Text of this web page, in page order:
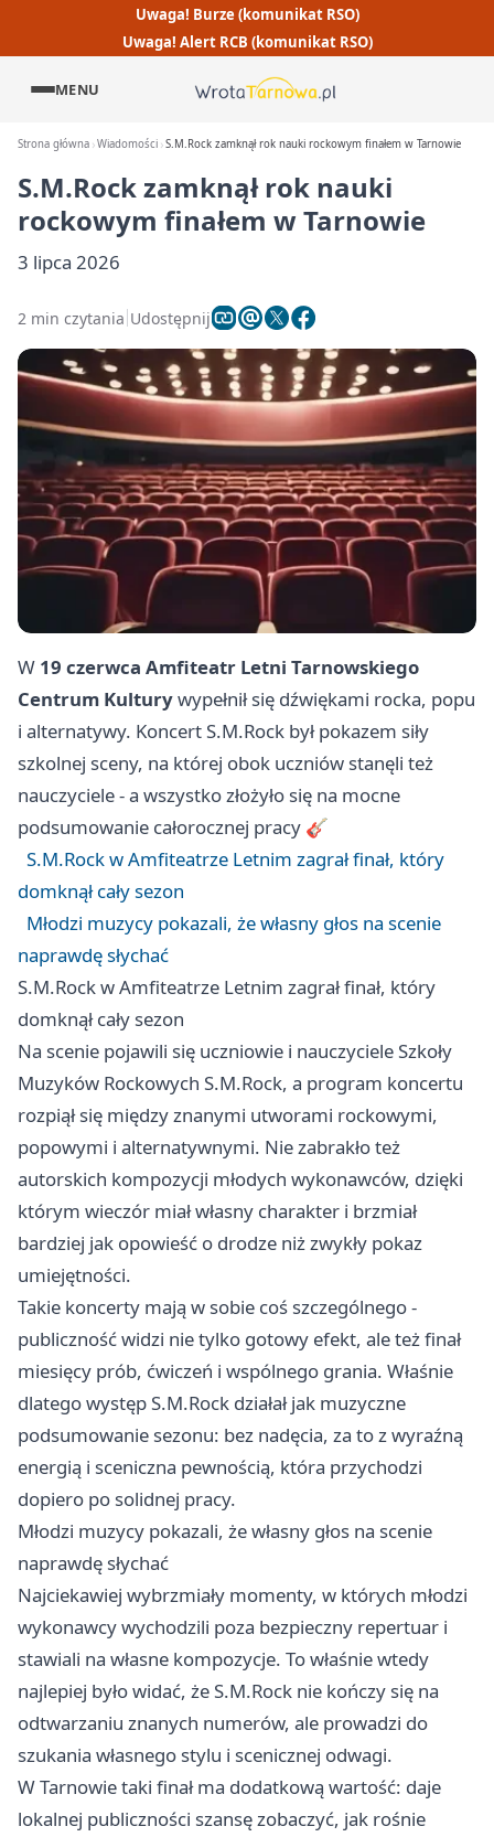
Uwaga! Burze (komunikat RSO)
Uwaga! Alert RCB (komunikat RSO)
MENU
Strona główna Wiadomości S.M.Rock zamknął rok nauki rockowym finałem w Tarnowie
S.M.Rock zamknął rok nauki
rockowym finałem w Tarnowie
3 lipca 2026
2 min czytania Udostępnij
W 19 czerwca Amfiteatr Letni Tarnowskiego
Centrum Kulturywypełnił się dźwiękami rocka, popu
i alternatywy. Koncert S.M.Rock był pokazem siły
szkolnej sceny, na której obok uczniów stanęli też
nauczyciele - a wszystko złożyło się na mocne
podsumowanie całorocznej pracy 🎸
S.M.Rock w Amfiteatrze Letnim zagrał finał, który
domknął cały sezon
Młodzi muzycy pokazali, że własny głos na scenie
naprawdę słychać
S.M.Rock w Amfiteatrze Letnim zagrał finał, który
domknął cały sezon
Na scenie pojawili się uczniowie i nauczyciele Szkoły
Muzyków Rockowych S.M.Rock, a program koncertu
rozpiął się między znanymi utworami rockowymi,
popowymi i alternatywnymi. Nie zabrakło też
autorskich kompozycji młodych wykonawców, dzięki
którym wieczór miał własny charakter i brzmiał
bardziej jak opowieść o drodze niż zwykły pokaz
umiejętności.
Takie koncerty mają w sobie coś szczególnego -
publiczność widzi nie tylko gotowy efekt, ale też finał
miesięcy prób, ćwiczeń i wspólnego grania. Właśnie
dlatego występ S.M.Rock działał jak muzyczne
podsumowanie sezonu: bez nadęcia, za to z wyraźną
energią i sceniczna pewnością, która przychodzi
dopiero po solidnej pracy.
Młodzi muzycy pokazali, że własny głos na scenie
naprawdę słychać
Najciekawiej wybrzmiały momenty, w których młodzi
wykonawcy wychodzili poza bezpieczny repertuar i
stawiali na własne kompozycje. To właśnie wtedy
najlepiej było widać, że S.M.Rock nie kończy się na
odtwarzaniu znanych numerów, ale prowadzi do
szukania własnego stylu i scenicznej odwagi.
W Tarnowie taki finał ma dodatkową wartość: daje
lokalnej publiczności szansę zobaczyć, jak rośnie